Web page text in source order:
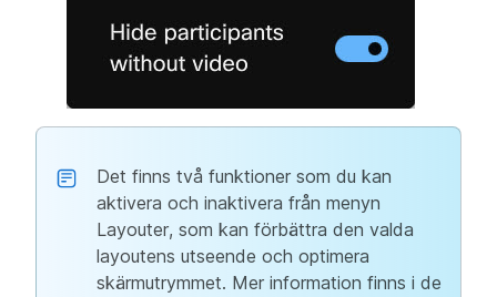
Det finns två funktioner som du kan
aktivera och inaktivera från menyn
Layouter, som kan förbättra den valda
layoutens utseende och optimera
skärmutrymmet. Mer information finns i de